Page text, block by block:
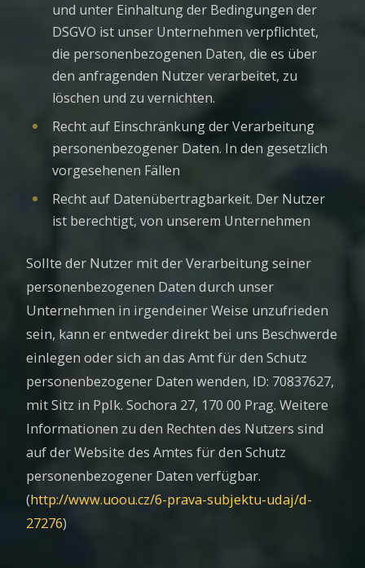
und unter Einhaltung der Bedingungen der
DSGVO ist unser Unternehmen verpflichtet,
die personenbezogenen Daten, die es über
den anfragenden Nutzer verarbeitet, zu
löschen und zu vernichten.
Recht auf Einschränkung der Verarbeitung
personenbezogener Daten. In den gesetzlich
vorgesehenen Fällen
Recht auf Datenübertragbarkeit. Der Nutzer
ist berechtigt, von unserem Unternehmen
Sollte der Nutzer mit der Verarbeitung seiner
personenbezogenen Daten durch unser
Unternehmen in irgendeiner Weise unzufrieden
sein, kann er entweder direkt bei uns Beschwerde
einlegen oder sich an das Amt für den Schutz
personenbezogener Daten wenden, ID: 70837627,
mit Sitz in Pplk. Sochora 27, 170 00 Prag. Weitere
Informationen zu den Rechten des Nutzers sind
auf der Website des Amtes für den Schutz
personenbezogener Daten verfügbar.
(http://www.uoou.cz/6-prava-subjektu-udaj/d-
27276)